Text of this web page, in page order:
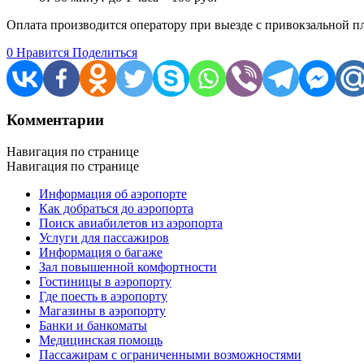
Оплата производится оператору при выезде с привокзальной
0 Нравится Поделиться
Комментарии
Навигация по странице
Навигация по странице
Информация об аэропорте
Как добраться до аэропорта
Поиск авиабилетов из аэропорта
Услуги для пассажиров
Информация о багаже
Зал повышенной комфортности
Гостиницы в аэропорту
Где поесть в аэропорту
Магазины в аэропорту
Банки и банкоматы
Медицинская помощь
Пассажирам с ограниченными возможностями